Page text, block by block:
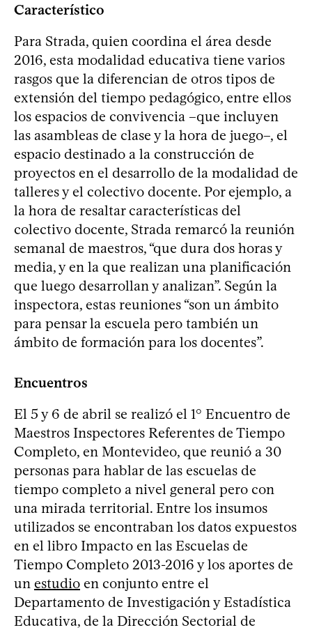
Característico
Para Strada, quien coordina el área desde
2016, esta modalidad educativa tiene varios
rasgos que la diferencian de otros tipos de
extensión del tiempo pedagógico, entre ellos
los espacios de convivencia –que incluyen
las asambleas de clase y la hora de juego–, el
espacio destinado a la construcción de
proyectos en el desarrollo de la modalidad de
talleres y el colectivo docente. Por ejemplo, a
la hora de resaltar características del
colectivo docente, Strada remarcó la reunión
semanal de maestros, “que dura dos horas y
media, y en la que realizan una planificación
que luego desarrollan y analizan”. Según la
inspectora, estas reuniones “son un ámbito
para pensar la escuela pero también un
ámbito de formación para los docentes”.
Encuentros
El 5 y 6 de abril se realizó el 1° Encuentro de
Maestros Inspectores Referentes de Tiempo
Completo, en Montevideo, que reunió a 30
personas para hablar de las escuelas de
tiempo completo a nivel general pero con
una mirada territorial. Entre los insumos
utilizados se encontraban los datos expuestos
en el libro Impacto en las Escuelas de
Tiempo Completo 2013-2016 y los aportes de
un estudio en conjunto entre el
Departamento de Investigación y Estadística
Educativa, de la Dirección Sectorial de